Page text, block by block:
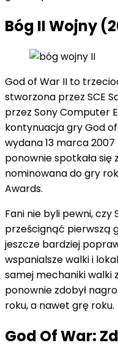
Bóg II Wojny
God of War II to
stworzona przez SCE
przez Sony Computer
kontynuacja gry God
wydana 13 marca
ponownie spotkała się
nominowana do gry
Awards.
Fani nie byli pewni, czy
prześcignąć pierwszą
jeszcze bardziej
wspanialsze walki i
samej mechaniki walki
ponownie zdobył
roku, a nawet grę roku.
God Of War: